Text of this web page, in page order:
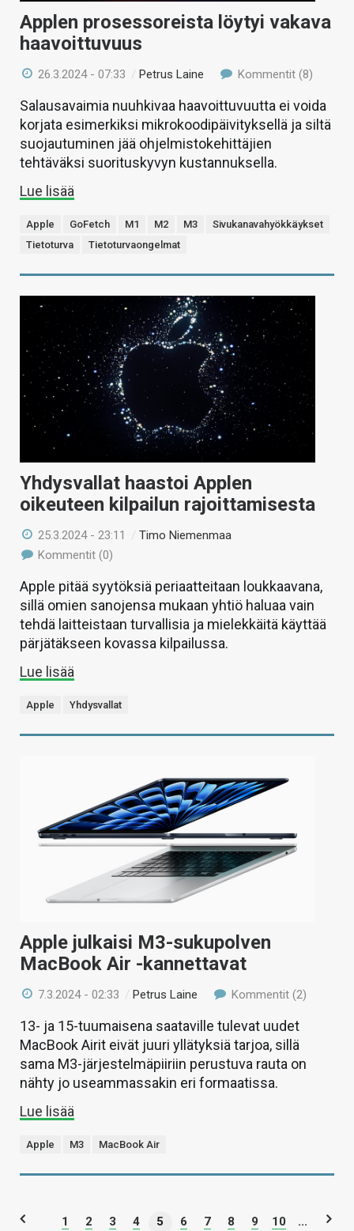
Applen prosessoreista löytyi vakava
haavoittuvuus
26.3.2024 - 07:33 /Petrus Laine Kommentit (8)
Salausavaimia nuuhkivaa haavoittuvuutta ei voida
korjata esimerkiksi mikrokoodipäivityksellä ja siltä
suojautuminen jää ohjelmistokehittäjien
tehtäväksi suorituskyvyn kustannuksella.
Lue lisää
Apple GoFetch M1 M2 M3
Sivukanavahyökkäykset
Tietoturva
Tietoturvaongelmat
Yhdysvallat haastoi Applen
oikeuteen kilpailun rajoittamisesta
25.3.2024 - 23:11 /Timo Niemenmaa
Kommentit (0)
Apple pitää syytöksiä periaatteitaan loukkaavana,
sillä omien sanojensa mukaan yhtiö haluaa vain
tehdä laitteistaan turvallisia ja mielekkäitä käyttää
pärjätäkseen kovassa kilpailussa.
Lue lisää
Apple Yhdysvallat
Apple julkaisi M3-sukupolven
MacBook Air -kannettavat
7.3.2024 - 02:33 /Petrus Laine Kommentit (2)
13- ja 15-tuumaisena saataville tulevat uudet
MacBook Airit eivät juuri yllätyksiä tarjoa, sillä
sama M3-järjestelmäpiiriin perustuva rauta on
nähty jo useammassakin eri formaatissa.
Lue lisää
Apple M3 MacBook Air
1 2 3 4 5 6 7 8 9 10
...